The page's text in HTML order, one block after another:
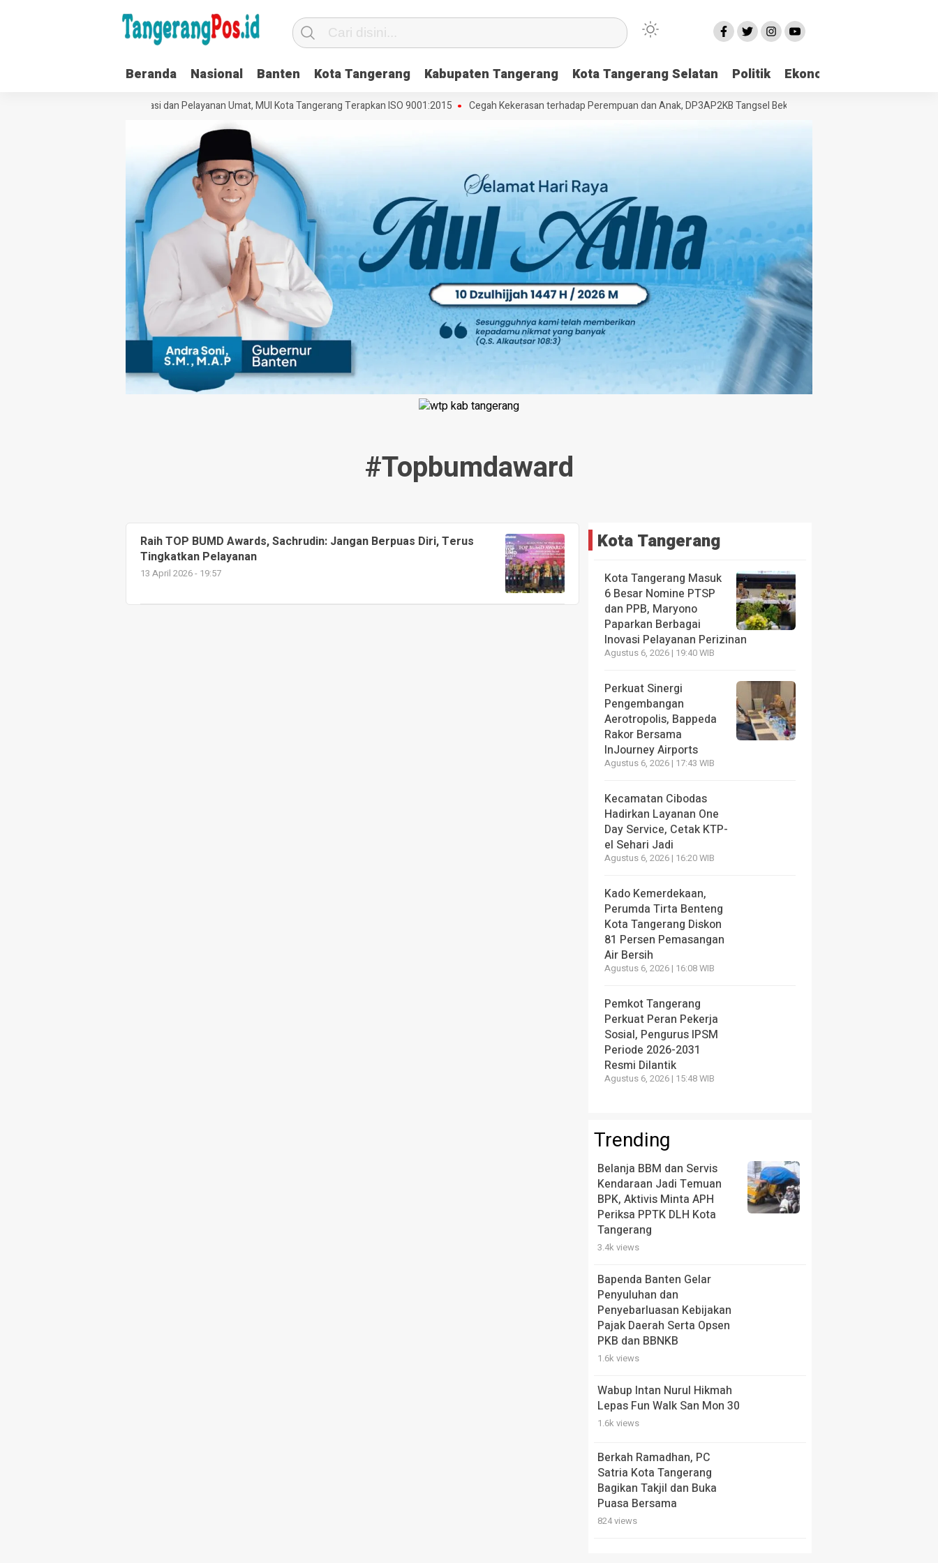
Beranda Nasional Banten Kota Tangerang Kabupaten Tangerang Kota Tangerang Selatan Politik Ekonomi
Perkuat Tata Kelola Organisasi dan Pelayanan Umat, MUI Kota Tangerang Terapkan ISO 9001:2015 Cegah Kekerasan terhadap Perempuan dan Anak, DP3AP2KB Tangsel Bekali Masyarakat Manajemen Stres dan
#topbumdaward
Raih TOP BUMD Awards, Sachrudin: Jangan Berpuas Diri, Terus
Tingkatkan Pelayanan
13 April 2026 - 19:57
Kota Tangerang
Kota Tangerang Masuk
6 Besar Nomine PTSP
dan PPB, Maryono
Paparkan Berbagai
Inovasi Pelayanan Perizinan
Agustus 6, 2026 | 19:40 WIB
Perkuat Sinergi
Pengembangan
Aerotropolis, Bappeda
Rakor Bersama
InJourney Airports
Agustus 6, 2026 | 17:43 WIB
Kecamatan Cibodas
Hadirkan Layanan One
Day Service, Cetak KTP-
el Sehari Jadi
Agustus 6, 2026 | 16:20 WIB
Kado Kemerdekaan,
Perumda Tirta Benteng
Kota Tangerang Diskon
81 Persen Pemasangan
Air Bersih
Agustus 6, 2026 | 16:08 WIB
Pemkot Tangerang
Perkuat Peran Pekerja
Sosial, Pengurus IPSM
Periode 2026-2031
Resmi Dilantik
Agustus 6, 2026 | 15:48 WIB
Trending
Belanja BBM dan Servis
Kendaraan Jadi Temuan
BPK, Aktivis Minta APH
Periksa PPTK DLH Kota
Tangerang
3.4k views
Bapenda Banten Gelar
Penyuluhan dan
Penyebarluasan Kebijakan
Pajak Daerah Serta Opsen
PKB dan BBNKB
1.6k views
Wabup Intan Nurul Hikmah
Lepas Fun Walk San Mon 30
1.6k views
Berkah Ramadhan, PC
Satria Kota Tangerang
Bagikan Takjil dan Buka
Puasa Bersama
824 views